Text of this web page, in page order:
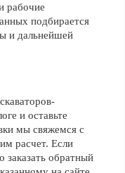
рабочие
подбирается
и дальнейшей
и оставьте
мы свяжемся с
расчет. Если
заказать обратный